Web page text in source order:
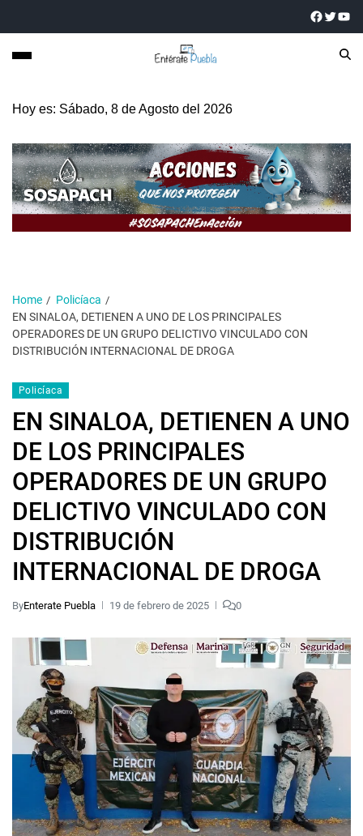
Hoy es: Sábado, 8 de Agosto del 2026
Home
Policíaca
EN SINALOA, DETIENEN A UNO DE LOS PRINCIPALES
OPERADORES DE UN GRUPO DELICTIVO VINCULADO CON
DISTRIBUCIÓN INTERNACIONAL DE DROGA
Policíaca
EN SINALOA, DETIENEN A UNO
DE LOS PRINCIPALES
OPERADORES DE UN GRUPO
DELICTIVO VINCULADO CON
DISTRIBUCIÓN
INTERNACIONAL DE DROGA
ByEnterate Puebla 19 de febrero de 2025 0